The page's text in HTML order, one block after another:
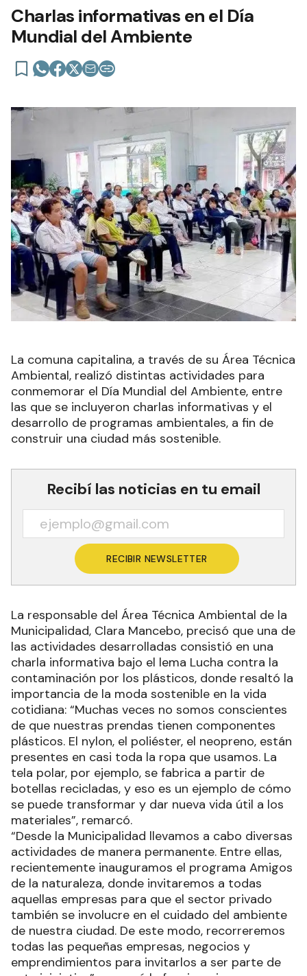
Charlas informativas en el Día
Mundial del Ambiente
La comuna capitalina, a través de su Área Técnica
Ambiental, realizó distintas actividades para
conmemorar el Día Mundial del Ambiente, entre
las que se incluyeron charlas informativas y el
desarrollo de programas ambientales, a fin de
construir una ciudad más sostenible.
Recibí las noticias en tu email
RECIBIR NEWSLETTER
La responsable del Área Técnica Ambiental de la
Municipalidad, Clara Mancebo, precisó que una de
las actividades desarrolladas consistió en una
charla informativa bajo el lema Lucha contra la
contaminación por los plásticos, donde resaltó la
importancia de la moda sostenible en la vida
cotidiana: “Muchas veces no somos conscientes
de que nuestras prendas tienen componentes
plásticos. El nylon, el poliéster, el neopreno, están
presentes en casi toda la ropa que usamos. La
tela polar, por ejemplo, se fabrica a partir de
botellas recicladas, y eso es un ejemplo de cómo
se puede transformar y dar nueva vida útil a los
materiales”, remarcó.
“Desde la Municipalidad llevamos a cabo diversas
actividades de manera permanente. Entre ellas,
recientemente inauguramos el programa Amigos
de la naturaleza, donde invitaremos a todas
aquellas empresas para que el sector privado
también se involucre en el cuidado del ambiente
de nuestra ciudad. De este modo, recorreremos
todas las pequeñas empresas, negocios y
emprendimientos para invitarlos a ser parte de